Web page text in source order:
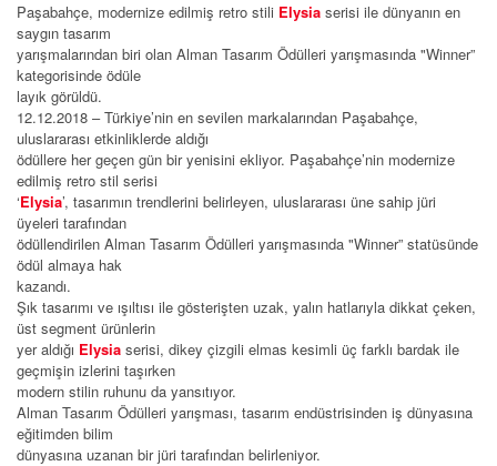
Paşabahçe, modernize edilmiş retro stili Elysia serisi ile dünyanın en
saygın tasarım
yarışmalarından biri olan Alman Tasarım Ödülleri yarışmasında "Winner”
kategorisinde ödüle
layık görüldü.
12.12.2018 – Türkiye’nin en sevilen markalarından Paşabahçe,
uluslararası etkinliklerde aldığı
ödüllere her geçen gün bir yenisini ekliyor. Paşabahçe’nin modernize
edilmiş retro stil serisi
‘Elysia’, tasarımın trendlerini belirleyen, uluslararası üne sahip jüri
üyeleri tarafından
ödüllendirilen Alman Tasarım Ödülleri yarışmasında "Winner” statüsünde
ödül almaya hak
kazandı.
Şık tasarımı ve ışıltısı ile gösterişten uzak, yalın hatlarıyla dikkat çeken,
üst segment ürünlerin
yer aldığı Elysia serisi, dikey çizgili elmas kesimli üç farklı bardak ile
geçmişin izlerini taşırken
modern stilin ruhunu da yansıtıyor.
Alman Tasarım Ödülleri yarışması, tasarım endüstrisinden iş dünyasına
eğitimden bilim
dünyasına uzanan bir jüri tarafından belirleniyor.